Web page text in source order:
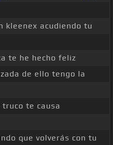
kleenex acudiendo tu
te he hecho feliz
de ello tengo la
te causa
que volverás con tu